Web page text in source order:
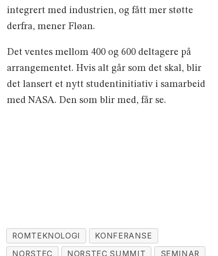
integrert med industrien, og fått mer støtte
derfra, mener Fløan.
Det ventes mellom 400 og 600 deltagere på
arrangementet. Hvis alt går som det skal, blir
det lansert et nytt studentinitiativ i samarbeid
med NASA. Den som blir med, får se.
ROMTEKNOLOGI
KONFERANSE
NORSTEC
NORSTEC SUMMIT SEMINAR